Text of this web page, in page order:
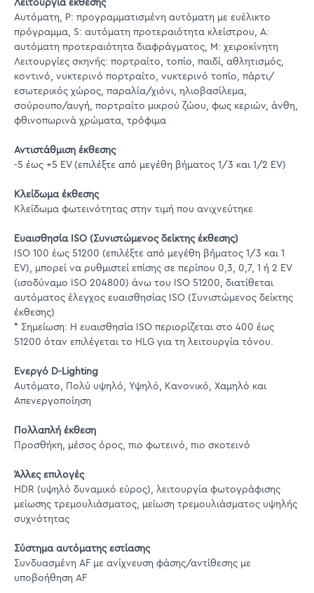
Αυτόματη, P: προγραμματισμένη αυτόματη με ευέλικτο
πρόγραμμα, S: αυτόματη προτεραιότητα κλείστρου, A:
αυτόματη προτεραιότητα διαφράγματος, M: χειροκίνητη
Λειτουργίες σκηνής: πορτραίτο, τοπίο, παιδί, αθλητισμός,
κοντινό, νυκτερινό πορτραίτο, νυκτερινό τοπίο, πάρτι/
εσωτερικός χώρος, παραλία/χιόνι, ηλιοβασίλεμα,
σούρουπο/αυγή, πορτραίτο μικρού ζώου, φως κεριών, άνθη,
φθινοπωρινά χρώματα, τρόφιμα
Αντιστάθμιση έκθεσης
-5 έως +5 EV (επιλέξτε από μεγέθη βήματος 1/3 και 1/2 EV)
Κλείδωμα έκθεσης
Κλείδωμα φωτεινότητας στην τιμή που ανιχνεύτηκε
Ευαισθησία ISO (Συνιστώμενος δείκτης έκθεσης)
ISO 100 έως 51200 (επιλέξτε από μεγέθη βήματος 1/3 και 1
EV), μπορεί να ρυθμιστεί επίσης σε περίπου 0,3, 0,7, 1 ή 2 EV
(ισοδύναμο ISO 204800) άνω του ISO 51200, διατίθεται
αυτόματος έλεγχος ευαισθησίας ISO (Συνιστώμενος δείκτης
έκθεσης)
* Σημείωση: Η ευαισθησία ISO περιορίζεται στο 400 έως
51200 όταν επιλέγεται το HLG για τη λειτουργία τόνου.
Ενεργό D-Lighting
Αυτόματο, Πολύ υψηλό, Υψηλό, Κανονικό, Χαμηλό και
Απενεργοποίηση
Πολλαπλή έκθεση
Προσθήκη, μέσος όρος, πιο φωτεινό, πιο σκοτεινό
Άλλες επιλογές
HDR (υψηλό δυναμικό εύρος), λειτουργία φωτογράφισης
μείωσης τρεμουλιάσματος, μείωση τρεμουλιάσματος υψηλής
συχνότητας
Σύστημα αυτόματης εστίασης
Συνδυασμένη AF με ανίχνευση φάσης/αντίθεσης με
υποβοήθηση AF